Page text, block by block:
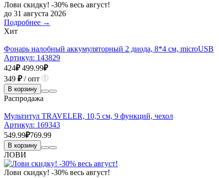
Лови скидку! -30% весь август!
до 31 августа 2026
Подробнее →
Хит
Фонарь налобный аккумуляторный 2 диода, 8*4 см, microUSB
Артикул: 143829
424₽ 499.99₽
349 ₽/ опт
В корзину
Распродажа
Мультитул TRAVELER, 10,5 см, 9 функций, чехол
Артикул: 169343
549.99₽769.99
В корзину
ЛОВИ
Лови скидку! -30% весь август!